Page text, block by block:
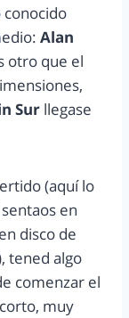
Alan
otro que el
Sur llegase
(aquí lo
en
disco de
tened algo
comenzar el
muy